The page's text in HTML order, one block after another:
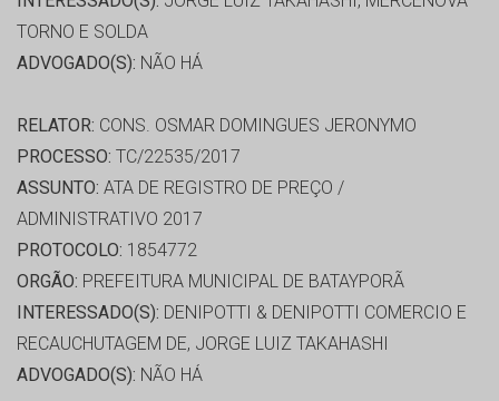
TORNO E SOLDA
ADVOGADO(S): NÃO HÁ
RELATOR: CONS. OSMAR DOMINGUES JERONYMO
PROCESSO: TC/22535/2017
ASSUNTO: ATA DE REGISTRO DE PREÇO /
ADMINISTRATIVO 2017
PROTOCOLO: 1854772
ORGÃO: PREFEITURA MUNICIPAL DE BATAYPORÃ
INTERESSADO(S): DENIPOTTI & DENIPOTTI COMERCIO E
RECAUCHUTAGEM DE, JORGE LUIZ TAKAHASHI
ADVOGADO(S): NÃO HÁ